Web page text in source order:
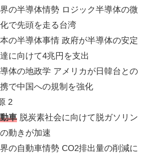
の半導体情勢 ロジック半導体の微
で先頭を走る台湾
本の半導体事情 政府が半導体の安定
に向けて4兆円を支出
体の地政学 アメリカが日韓台との
で中国への規制を強化
2
車 脱炭素社会に向けて脱ガソリン
動きが加速
の自動車情勢 CO2排出量の削減に